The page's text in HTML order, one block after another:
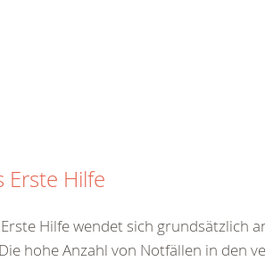
Erste Hilfe
Hilfe wendet sich grundsätzlich
hohe Anzahl von Notfällen in den